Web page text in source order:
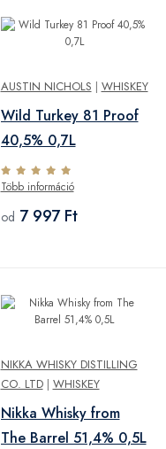
AUSTIN NICHOLS | WHISKEY
Wild Turkey 81 Proof
40,5% 0,7L
Több információ
od 7 997 Ft
NIKKA WHISKY DISTILLING
CO. LTD| WHISKEY
Nikka Whisky from
The Barrel 51,4% 0,5L